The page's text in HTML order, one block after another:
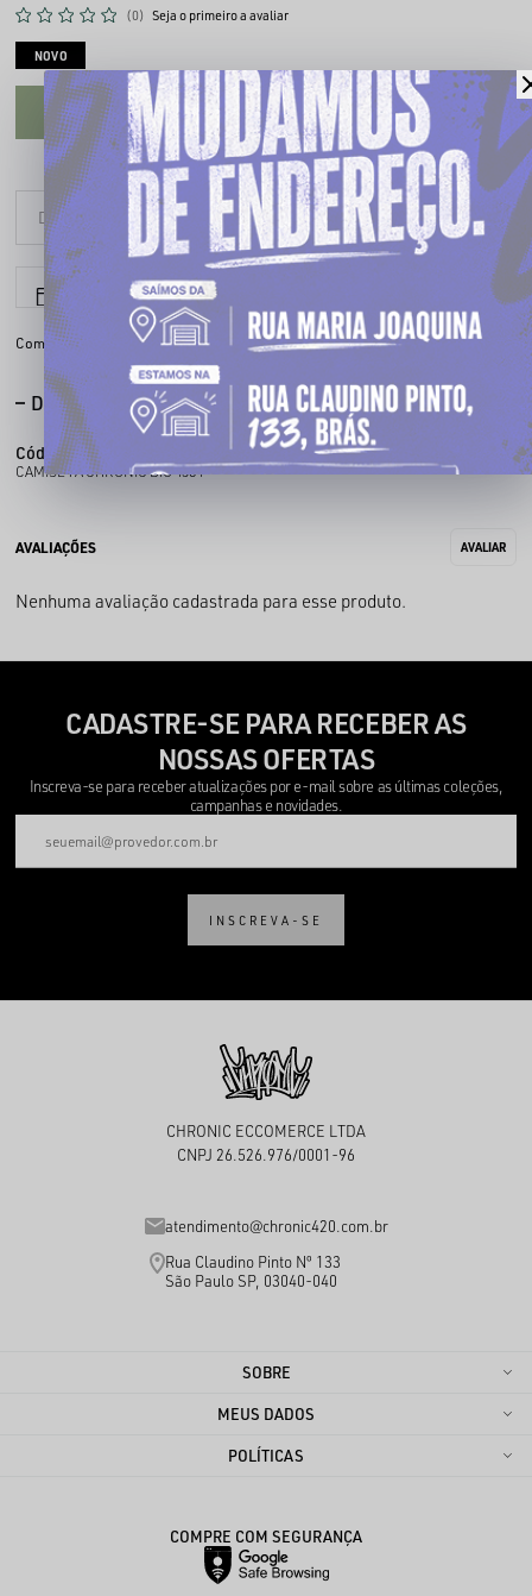
(0) Seja o primeiro a avaliar
NOVO
CADASTRE-SE PARA VER O PREÇO
Parcele em até
Compartilhe:
DESCRIÇÃO COMPLETA
Código identificador (SKU):
100438402
CAMISETA CHRONIC BIG 4384
Nenhuma avaliação cadastrada para esse produto.
CADASTRE-SE PARA RECEBER AS
NOSSAS OFERTAS
Inscreva-se para receber atualizações por e-mail sobre as últimas coleções,
campanhas e novidades.
INSCREVA-SE
CHRONIC ECCOMERCE LTDA
CNPJ 26.526.976/0001-96
atendimento@chronic420.com.br
Rua Claudino Pinto Nº 133
São Paulo SP, 03040-040
SOBRE
MEUS DADOS
POLÍTICAS
COMPRE COM SEGURANÇA